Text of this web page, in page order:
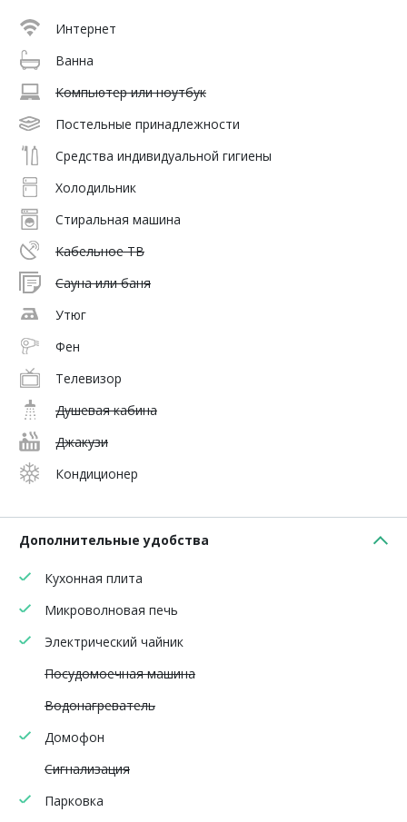
Интернет
Ванна
Компьютер или ноутбук
Постельные принадлежности
Средства индивидуальной гигиены
Холодильник
Стиральная машина
Кабельное ТВ
Сауна или баня
Утюг
Фен
Телевизор
Душевая кабина
Джакузи
Кондиционер
Дополнительные удобства
Кухонная плита
Микроволновая печь
Электрический чайник
Посудомоечная машина
Водонагреватель
Домофон
Сигнализация
Парковка